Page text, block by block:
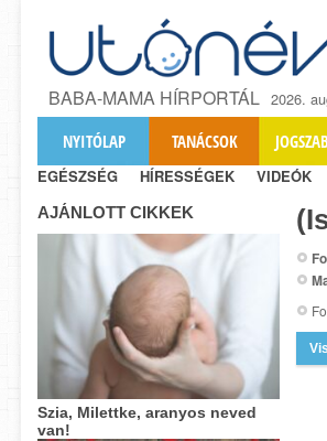
BABA-MAMA HÍRPORTÁL 2026.
NYITÓLAP TANÁCSOK
EGÉSZSÉG HÍRESSÉGEK VIDEÓK
AJÁNLOTT CIKKEK
Szia, Milettke, aranyos neved
van!